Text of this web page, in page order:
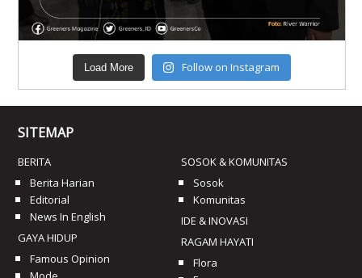
Load More Follow on Instagram
SITEMAP
BERITA
Berita Harian
Editorial
News In English
GAYA HIDUP
Famous Opinion
SOSOK & KOMUNITAS
Sosok
Komunitas
IDE & INOVASI
RAGAM HAYATI
Flora